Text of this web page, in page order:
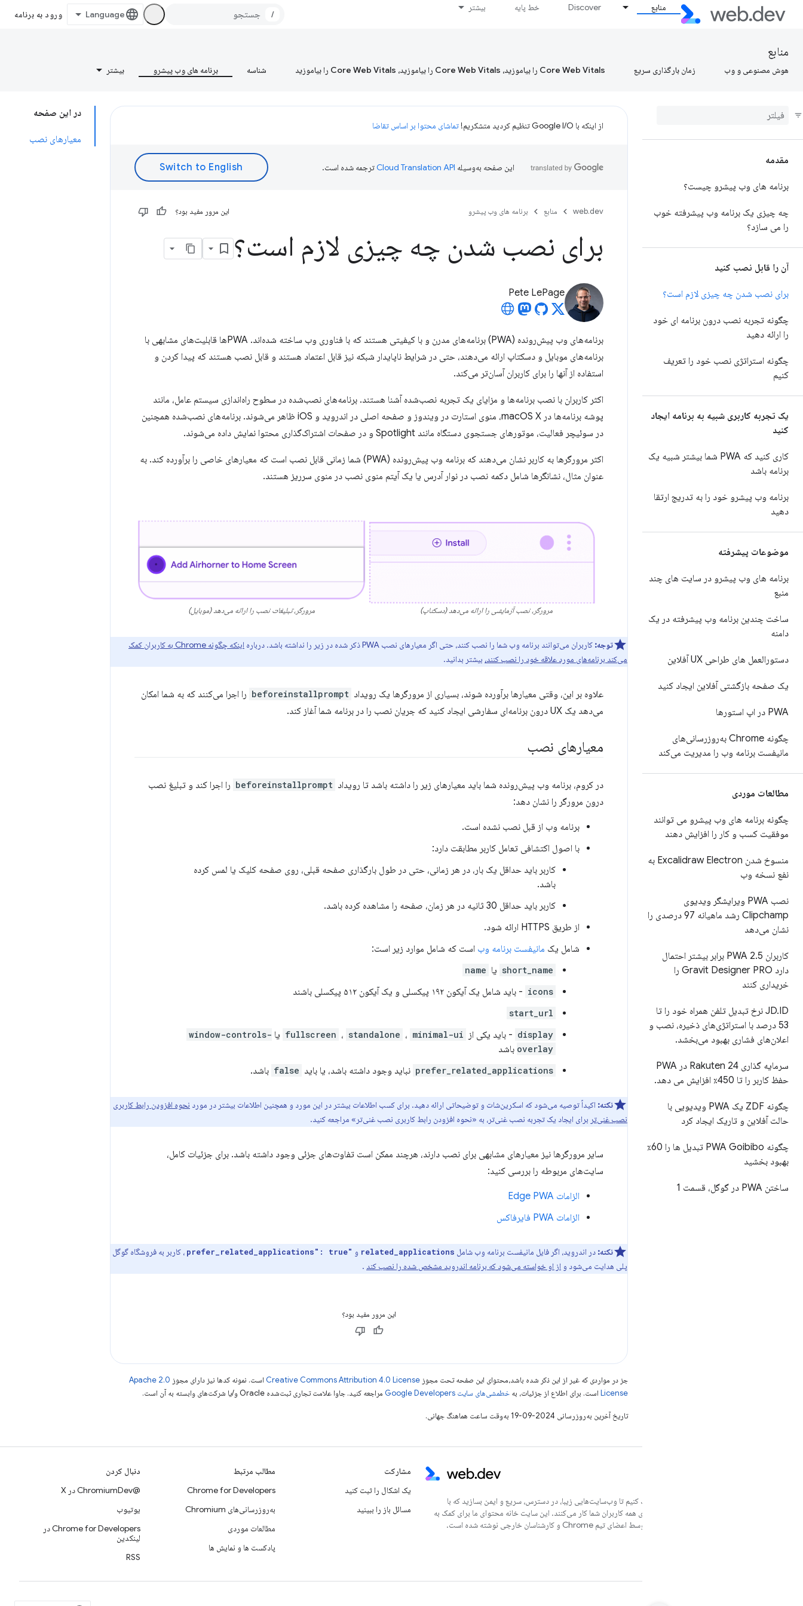
منابع Discover خط پایه بیشتر
/ ورود به برنامه
منابع
هوش مصنوعی و وب زمان بارگذاری سریع Core Web Vitals را بیاموزید، Core Web Vitals را بیاموزید، Core Web Vitals را بیاموزید شناسه برنامه های وب پیشرو بیشتر
مقدمه
برنامه های وب پیشرو چیست؟
چه چیزی یک برنامه وب پیشرفته خوب
را می سازد؟
آن را قابل نصب کنید
برای نصب شدن چه چیزی لازم است؟
چگونه تجربه نصب درون برنامه ای خود
را ارائه دهید
چگونه استراتژی نصب خود را تعریف
کنیم
یک تجربه کاربری شبیه به برنامه ایجاد
کنید
کاری کنید که PWA شما بیشتر شبیه یک
برنامه باشد
برنامه وب پیشرو خود را به تدریج ارتقا
دهید
موضوعات پیشرفته
برنامه های وب پیشرو در سایت های چند
منبع
ساخت چندین برنامه وب پیشرفته در یک
دامنه
دستورالعمل های طراحی UX آفلاین
یک صفحه بازگشتی آفلاین ایجاد کنید
PWA در اپ استورها
چگونه Chrome به‌روزرسانی‌های
مانیفست برنامه وب را مدیریت می‌کند
مطالعات موردی
چگونه برنامه های وب پیشرو می توانند
موفقیت کسب و کار را افزایش دهند
منسوخ شدن Excalidraw Electron به
نفع نسخه وب
نصب PWA ویرایشگر ویدیوی
Clipchamp رشد ماهیانه 97 درصدی را
نشان می‌دهد
کاربران PWA 2 .
5 برابر بیشتر احتمال
دارد Gravit Designer PRO را
خریداری کنند
JD.
ID نرخ تبدیل تلفن همراه خود را تا
53 درصد با استراتژی‌های ذخیره، نصب و
اعلان‌های فشاری بهبود می‌بخشد.
سرمایه گذاری Rakuten 24 در PWA
حفظ کاربر را تا 450٪ افزایش می دهد
.
چگونه ZDF یک PWA ویدیویی با
حالت آفلاین و تاریک ایجاد کرد
چگونه PWA Goibibo تبدیل ها را 60٪
بهبود بخشید
ساختن PWA در گوگل، قسمت 1
در این صفحه
معیارهای نصب
از اینکه با Google I/O تنظیم کردید متشکریم! تماشای محتوا بر اساس تقاضا
این صفحه به‌وسیله ترجمه شده است.
web.dev منابع برنامه های وب پیشرو این مرور مفید بود؟
برای نصب شدن چه چیزی لازم است؟
Pete LePage
برنامه‌های وب پیش‌رونده (PWA) برنامه‌های مدرن و با کیفیتی هستند که با فناوری وب ساخته شده‌اند. PWAها قابلیت‌های مشابهی با
برنامه‌های موبایل و دسکتاپ ارائه می‌دهند، حتی در شرایط ناپایدار شبکه نیز قابل اعتماد هستند و قابل نصب هستند که پیدا کردن و
استفاده از آنها را برای کاربران آسان‌تر می‌کند.
اکثر کاربران با نصب برنامه‌ها و مزایای یک تجربه نصب‌شده آشنا هستند. برنامه‌های نصب‌شده در سطوح راه‌اندازی سیستم عامل، مانند
پوشه برنامه‌ها در macOS X، منوی استارت در ویندوز و صفحه اصلی در اندروید و iOS ظاهر می‌شوند. برنامه‌های نصب‌شده همچنین
در سوئیچر فعالیت، موتورهای جستجوی دستگاه مانند Spotlight و در صفحات اشتراک‌گذاری محتوا نمایش داده می‌شوند.
اکثر مرورگرها به کاربر نشان می‌دهند که برنامه وب پیش‌رونده (PWA) شما زمانی قابل نصب است که معیارهای خاصی را برآورده کند. به
عنوان مثال، نشانگرها شامل دکمه نصب در نوار آدرس یا یک آیتم منوی نصب در منوی سرریز هستند.
مرورگر، نصب آزمایشی را ارائه می‌دهد (دسکتاپ) مرورگر، تبلیغات نصب را ارائه می‌دهد (موبایل)
توجه: کاربران می‌توانند برنامه وب شما را نصب کنند، حتی اگر معیارهای نصب PWA ذکر شده در زیر را نداشته باشد. درباره
اینکه چگونه Chrome به کاربران کمک
می‌کند برنامه‌های مورد علاقه خود را نصب کنند، بیشتر بدانید.
علاوه بر این، وقتی معیارها برآورده شوند، بسیاری از مرورگرها یک رویداد beforeinstallprompt را اجرا می‌کنند که به شما امکان
می‌دهد یک UX درون برنامه‌ای سفارشی ایجاد کنید که جریان نصب را در برنامه شما آغاز کند.
معیارهای نصب
در کروم، برنامه وب پیش‌رونده شما باید معیارهای زیر را داشته باشد تا رویداد beforeinstallprompt را اجرا کند و تبلیغ نصب
درون مرورگر را نشان دهد:
برنامه وب از قبل نصب نشده است.
با اصول اکتشافی تعامل کاربر مطابقت دارد:
کاربر باید حداقل یک بار، در هر زمانی، حتی در طول بارگذاری صفحه قبلی، روی صفحه کلیک یا لمس کرده
باشد.
کاربر باید حداقل 30 ثانیه در هر زمان، صفحه را مشاهده کرده باشد.
از طریق HTTPS ارائه شود.
شامل یک مانیفست برنامه وب است که شامل موارد زیر است:
short_name یا name
icons - باید شامل یک آیکون ۱۹۲ پیکسلی و یک آیکون ۵۱۲ پیکسلی باشند
start_url
display - باید یکی از fullscreen ، standalone ، minimal-ui یا window-controls-
overlay باشد
prefer_related_applications نباید وجود داشته باشد، یا باید false باشد.
نکته: اکیداً توصیه می‌شود که اسکرین‌شات و توضیحاتی ارائه دهید. برای کسب اطلاعات بیشتر در این مورد و همچنین اطلاعات بیشتر در مورد نحوه افزودن رابط کاربری
نصب غنی‌تر برای ایجاد یک تجربه نصب غنی‌تر، به «نحوه افزودن رابط کاربری نصب غنی‌تر» مراجعه کنید.
سایر مرورگرها نیز معیارهای مشابهی برای نصب دارند، هرچند ممکن است تفاوت‌های جزئی وجود داشته باشد. برای جزئیات کامل،
سایت‌های مربوطه را بررسی کنید:
الزامات Edge PWA
الزامات PWA فایرفاکس
نکته: در اندروید، اگر فایل مانیفست برنامه وب شامل related_applications و "prefer_related_applications": true
، کاربر به فروشگاه گوگل
پلی هدایت می‌شود و از او خواسته می‌شود که برنامه اندروید مشخص شده را نصب کند .
این مرور مفید بود؟
جز در مواردی که غیر از این ذکر شده باشد،‌محتوای این صفحه تحت مجوز Creative Commons Attribution 4.0 License است. نمونه کدها نیز دارای مجوز Apache 2.0
License است. برای اطلاع از جزئیات، به خطمشی‌های سایت Google Developers‏ مراجعه کنید. جاوا علامت تجاری ثبت‌شده Oracle و/یا شرکت‌های وابسته به آن است.
تاریخ آخرین به‌روزرسانی 2024-09-19 به‌وقت ساعت هماهنگ جهانی.
ما می‌خواهیم به شما کمک کنیم تا وب‌سایت‌هایی زیبا، در دسترس، سریع و ایمن بسازید که با
مرورگرهای مختلف و برای همه کاربران شما کار می‌کنند. این سایت خانه محتوای ما برای کمک به
شما در آن سفر است که توسط اعضای تیم Chrome و کارشناسان خارجی نوشته شده است.
مشارکت
یک اشکال را ثبت کنید
مسائل باز را ببینید
مطالب مرتبط
Chrome for Developers
به‌روزرسانی‌های Chromium
مطالعات موردی
پادکست ها و نمایش ها
دنبال کردن
@ChromiumDev در X
یوتیوب
Chrome for Developers در
لینکدین
RSS